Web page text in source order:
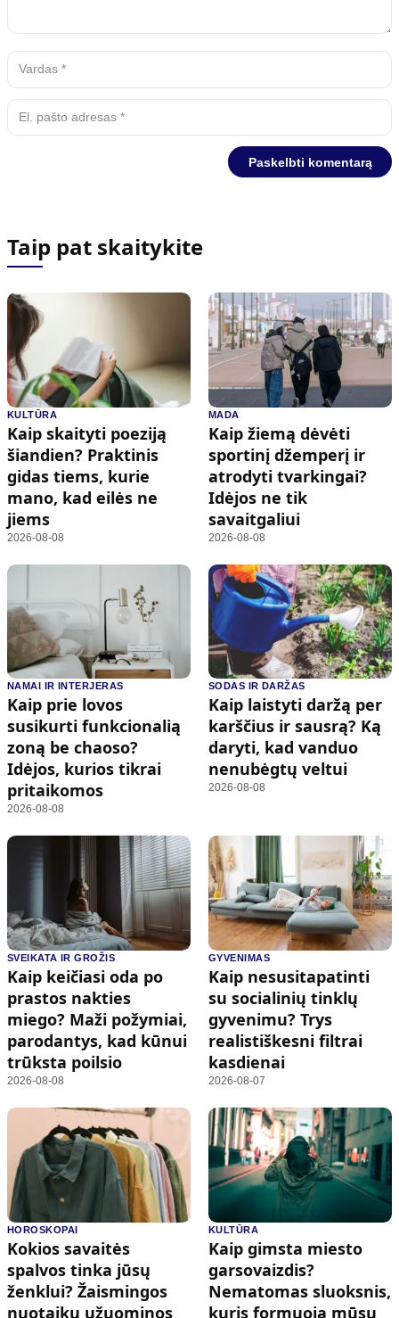
Taip pat skaitykite
KULTŪRA
Kaip skaityti poeziją
šiandien? Praktinis
gidas tiems, kurie
mano, kad eilės ne
jiems
2026-08-08
MADA
Kaip žiemą dėvėti
sportinį džemperį ir
atrodyti tvarkingai?
Idėjos ne tik
savaitgaliui
2026-08-08
NAMAI IR INTERJERAS
Kaip prie lovos
susikurti funkcionalią
zoną be chaoso?
Idėjos, kurios tikrai
pritaikomos
2026-08-08
SODAS IR DARŽAS
Kaip laistyti daržą per
karščius ir sausrą? Ką
daryti, kad vanduo
nenubėgtų veltui
2026-08-08
SVEIKATA IR GROŽIS
Kaip keičiasi oda po
prastos nakties
miego? Maži požymiai,
parodantys, kad kūnui
trūksta poilsio
2026-08-08
GYVENIMAS
Kaip nesusitapatinti
su socialinių tinklų
gyvenimu? Trys
realistiškesni filtrai
kasdienai
2026-08-07
HOROSKOPAI
Kokios savaitės
spalvos tinka jūsų
ženklui? Žaismingos
nuotaikų užuominos
KULTŪRA
Kaip gimsta miesto
garsovaizdis?
Nematomas sluoksnis,
kuris formuoja mūsų